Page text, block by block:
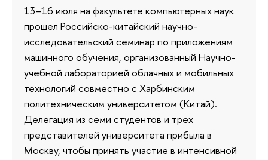
13–16 июля на факультете компьютерных наук
прошел Российско-китайский научно-
исследовательский семинар по приложениям
машинного обучения, организованный Научно-
учебной лабораторией облачных и мобильных
технологий совместно с Харбинским
политехническим университетом (Китай).
Делегация из семи студентов и трех
представителей университета прибыла в
Москву, чтобы принять участие в интенсивной